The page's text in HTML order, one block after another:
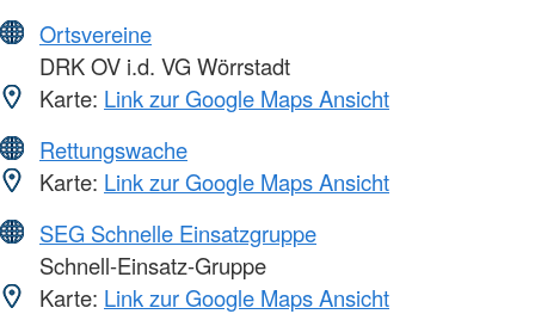
Ortsvereine
DRK OV i.d. VG Wörrstadt
Karte: Link zur Google Maps Ansicht
Rettungswache
Karte: Link zur Google Maps Ansicht
SEG Schnelle Einsatzgruppe
Schnell-Einsatz-Gruppe
Karte: Link zur Google Maps Ansicht